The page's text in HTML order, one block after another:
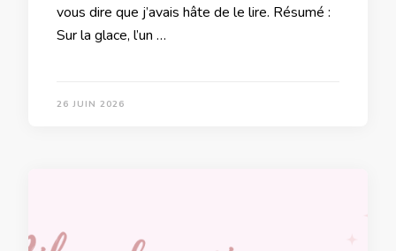
vous dire que j’avais hâte de le lire. Résumé :
Sur la glace, l’un …
26 JUIN 2026